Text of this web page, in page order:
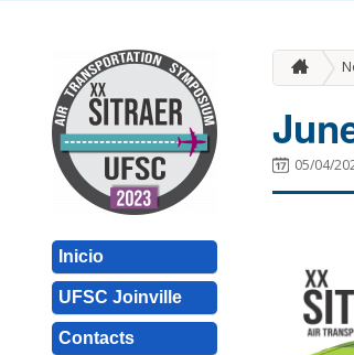
Inicio
UFSC Joinville
Contacts
05/04/